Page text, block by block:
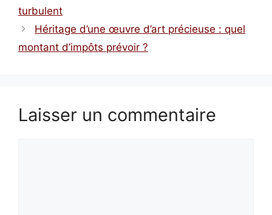
turbulent
Héritage d’une œuvre d’art précieuse : quel
montant d’impôts prévoir ?
Laisser un commentaire